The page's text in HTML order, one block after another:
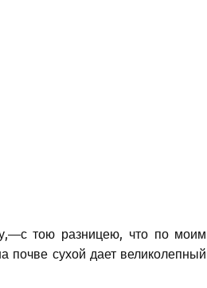
тою разницею, что по моим
почве сухой дает великолепный